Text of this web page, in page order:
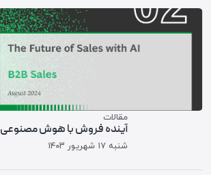
مقالات
آینده فروش با هوش مصنوعی
شنبه ۱۷ شهريور ۱۴۰۳